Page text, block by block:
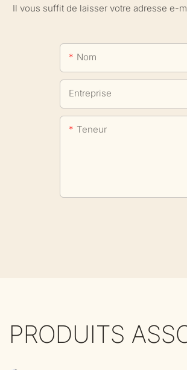
Il vous suffit de laisser votre adresse e-
Nom
Entreprise
Teneur
PRODUITS